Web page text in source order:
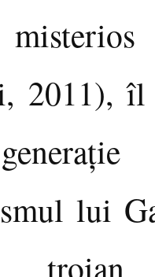
2011),
lui